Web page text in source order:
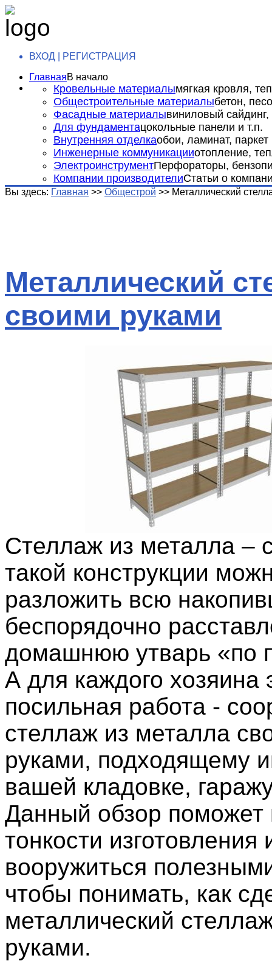
ВХОД | РЕГИСТРАЦИЯ
ГлавнаяВ начало
Кровельные материалымягкая кровля,
Общестроительные материалыбетон,
Фасадные материалывиниловый сайдинг,
Для фундаментацокольные панели и т.п.
Внутренняя отделкаобои, ламинат, паркет
Инженерные коммуникацииотопление,
ЭлектроинструментПерфораторы,
Компании производителиСтатьи о
Вы здесь: Главная >> Общестрой >> Металлический
Металлический
своими руками
Стеллаж из металла –
такой конструкции
разложить всю
беспорядочно
домашнюю утварь «по
А для каждого хозяина
посильная работа -
стеллаж из металла
руками, подходящему
вашей кладовке,
Данный обзор поможет
тонкости изготовления
вооружиться
чтобы понимать, как
металлический
руками.